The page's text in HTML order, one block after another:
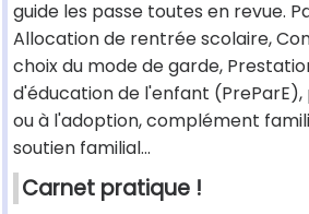
guide les passe toutes en revue.
Allocation de rentrée scolaire,
choix du mode de garde,
d'éducation de l'enfant
ou à l'adoption, complément
soutien familial...
Carnet pratique !